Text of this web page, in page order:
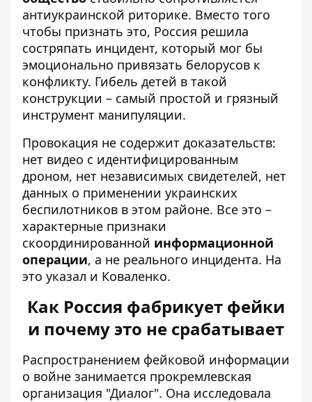
антиукраинской риторике. Вместо того
чтобы признать это, Россия решила
состряпать инцидент, который мог бы
эмоционально привязать белорусов к
конфликту. Гибель детей в такой
конструкции – самый простой и грязный
инструмент манипуляции.
Провокация не содержит доказательств:
нет видео с идентифицированным
дроном, нет независимых свидетелей, нет
данных о применении украинских
беспилотников в этом районе. Все это –
характерные признаки
скоординированной информационной
операции, а не реального инцидента. На
это указал и Коваленко.
Как Россия фабрикует фейки
и почему это не срабатывает
Распространением фейковой информации
о войне занимается прокремлевская
организация "Диалог". Она исследовала